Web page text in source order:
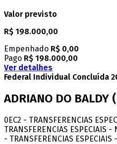
Valor previsto
R$ 198.000,00
Empenhado R$ 0,00
Pago R$ 198.000,00
Ver detalhes
Federal Individual Concluída
ADRIANO DO BALDY
0EC2 - TRANSFERENCIAS
TRANSFERENCIAS ESPECIAIS
- TRANSFERENCIAS ESPECIAIS